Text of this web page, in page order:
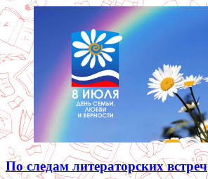
По следам литераторских встреч